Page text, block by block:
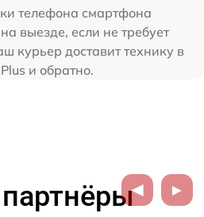
телефона смартфона
выезде, если не требует
курьер доставит технику в
и обратно.